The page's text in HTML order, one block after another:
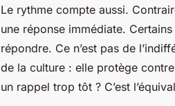
Le rythme compte aussi.
une réponse immédiate.
répondre. Ce n’est pas de
de la culture : elle protège
un rappel trop tôt ? C’est